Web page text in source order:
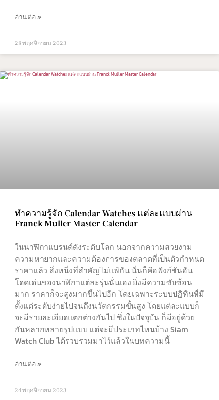
อ่านต่อ »
28 พฤศจิกายน 2023
ทำความรู้จัก Calendar Watches แต่ละแบบผ่าน
Franck Muller Master Calendar
ในนาฬิกาแบรนด์ดังระดับโลก นอกจากความสวยงาม
ความหายากและความต้องการของตลาดที่เป็นตัวกำหนด
ราคาแล้ว สิ่งหนี่งที่สำคัญไม่แพ้กัน นั่นก็คือฟังก์ชันอัน
โดดเด่นของนาฬิกาแต่ละรุ่นนั่นเอง ยิ่งมีความซับซ้อน
มาก ราคาก็จะสูงมากขึ้นไปอีก โดยเฉพาะระบบปฏิทินที่มี
ตั้งแต่ระดับง่ายไปจนถึงนวัตกรรมขั้นสูง โดยแต่ละแบบก็
จะมีรายละเอียดแตกต่างกันไป ซึ่งในปัจจุบัน ก็มีอยู่ด้วย
กันหลากหลายรูปแบบ แต่จะมีประเภทไหนบ้าง Siam
Watch Club ได้รวบรวมมาไว้แล้วในบทความนี้
อ่านต่อ »
24 พฤศจิกายน 2023